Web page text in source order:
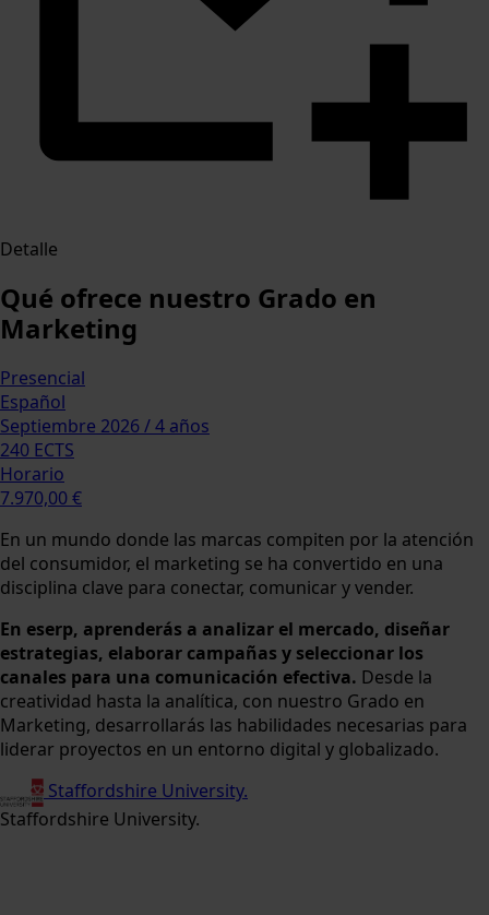
Detalle
Qué ofrece nuestro Grado en
Marketing
Presencial
Español
Septiembre 2026 / 4 años
240 ECTS
Horario
7.970,00 €
En un mundo donde las marcas compiten por la atención
del consumidor, el marketing se ha convertido en una
disciplina clave para conectar, comunicar y vender.
En eserp, aprenderás a analizar el mercado, diseñar
estrategias, elaborar campañas y seleccionar los
canales para una comunicación efectiva. Desde la
creatividad hasta la analítica, con nuestro Grado en
Marketing, desarrollarás las habilidades necesarias para
liderar proyectos en un entorno digital y globalizado.
Staffordshire University.
Staffordshire University.